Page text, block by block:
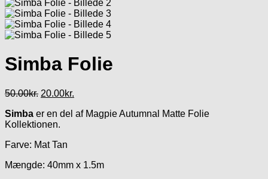
Simba Folie
50.00kr. Den
pris
var:
20.00kr.
pris
Simba er en del af Magpie Autumnal Matte Folie
Kollektionen.
Farve: Mat Tan
Mængde: 40mm x 1.5m